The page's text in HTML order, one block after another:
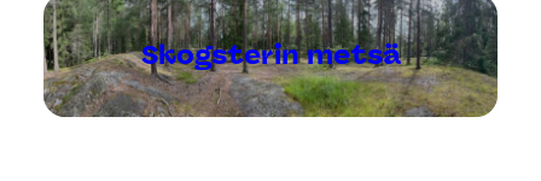
Skogsterin metsä